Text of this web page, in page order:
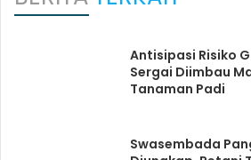
Antisipasi Risiko
Sergai Diimbau
Tanaman Padi
Swasembada